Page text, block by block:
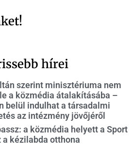
hírei
szerint minisztériuma nem
a közmédia átalakításába –
belül indulhat a társadalmi
az intézmény jövőjéről
a közmédia helyett a Sport
a kézilabda otthona